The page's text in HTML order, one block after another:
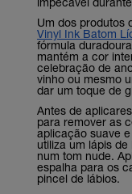
Um dos produtos
Vinyl Ink Batom
fórmula
mantém a cor
celebração de
vinho ou mesmo
dar um toque de
Antes de
para remover as
aplicação suave
utiliza um lápis
num tom nude.
espalha para os
pincel de lábios.